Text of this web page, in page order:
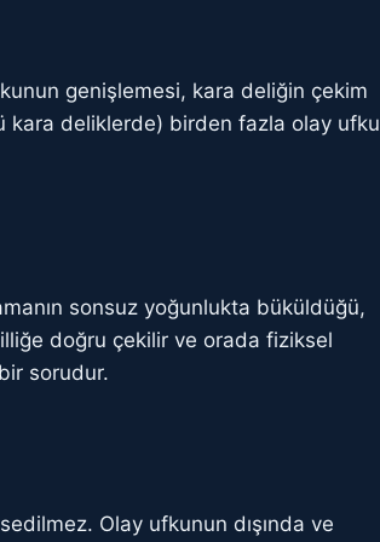
genişlemesi, kara deliğin çekim
kara deliklerde) birden fazla olay ufku
sonsuz yoğunlukta büküldüğü,
doğru çekilir ve orada fiziksel
sorudur.
Olay ufkunun dışında ve